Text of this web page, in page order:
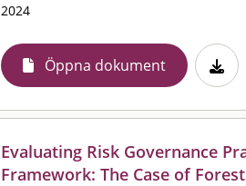
2024
Öppna dokument
Evaluating Risk Governance
Framework: The Case of